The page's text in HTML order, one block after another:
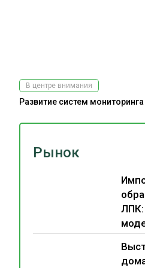
Рынок
ЛПК:
В центре внимания
Развитие систем